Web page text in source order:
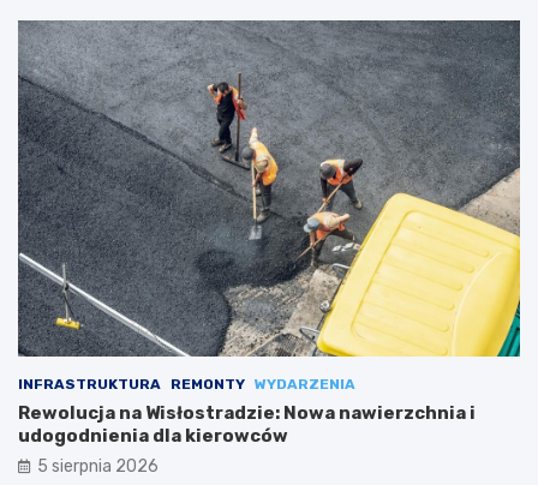
INFRASTRUKTURA REMONTY WYDARZENIA
Rewolucja na Wisłostradzie: Nowa nawierzchnia i
udogodnienia dla kierowców
5 sierpnia 2026